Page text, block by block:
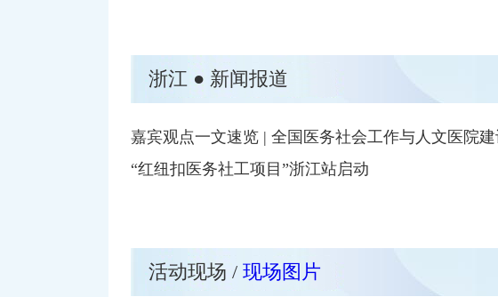
浙江 ● 新闻报道
嘉宾观点一文速览 | 全国医务社会工作与人文医院
“红纽扣医务社工项目”浙江站启动
活动现场 / 现场图片